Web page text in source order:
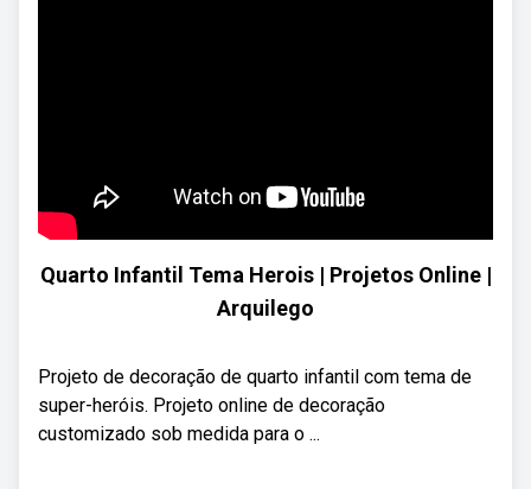
Quarto Infantil Tema Herois | Projetos Online |
Arquilego
Projeto de decoração de quarto infantil com tema de
super-heróis. Projeto online de decoração
customizado sob medida para o ...